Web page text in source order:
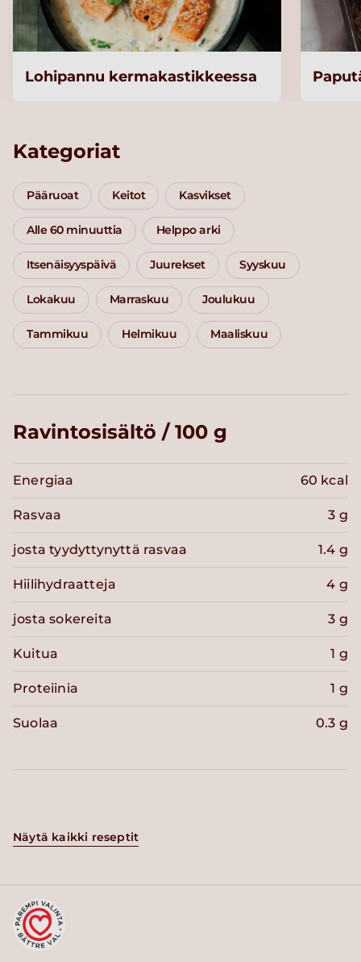
Lohipannu kermakastikkeessa
Kategoriat
Pääruoat Keitot Kasvikset
Alle 60 minuuttia Helppo arki
Itsenäisyyspäivä Juurekset Syyskuu
Lokakuu Marraskuu Joulukuu
Tammikuu Helmikuu Maaliskuu
Ravintosisältö / 100 g
Energiaa 60 kcal
Rasvaa 3 g
josta tyydyttynyttä rasvaa 1.4 g
Hiilihydraatteja 4 g
josta sokereita 3 g
Kuitua 1 g
Proteiinia 1 g
Suolaa 0.3 g
Näytä kaikki reseptit